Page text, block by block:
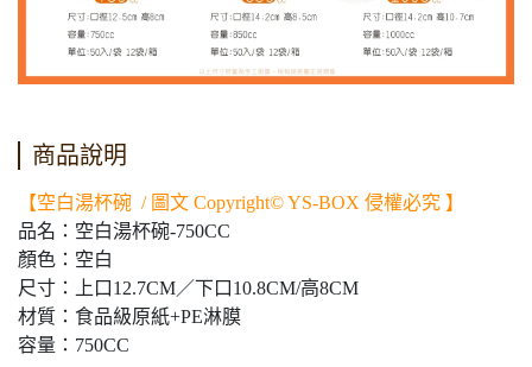
商品說明
【空白湯杯碗 / 圖文 Copyright© YS-BOX 侵權必究 】
品名：空白湯杯碗-750CC
顏色：空白
尺寸：上口12.7CM／下口10.8CM/高8CM
材質：食品級原紙+PE淋膜
容量：750CC